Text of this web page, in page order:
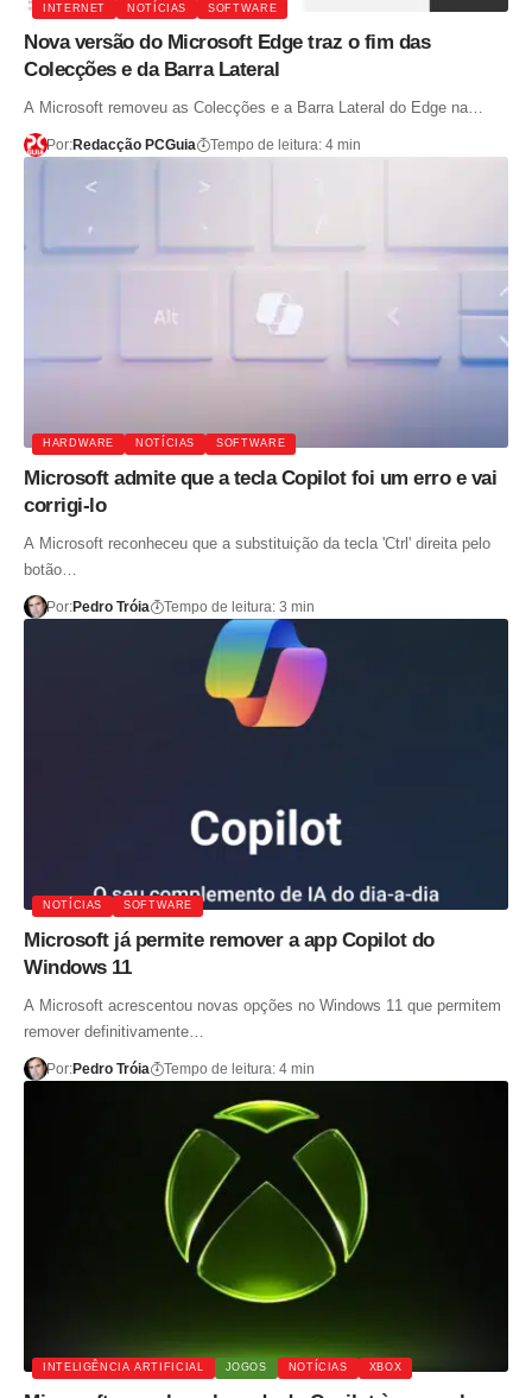
INTERNET NOTÍCIAS SOFTWARE
Nova versão do Microsoft Edge traz o fim das
Colecções e da Barra Lateral
A Microsoft removeu as Colecções e a Barra Lateral do Edge na…
Por:Redacção PCGuia Tempo de leitura: 4 min
HARDWARE NOTÍCIAS SOFTWARE
Microsoft admite que a tecla Copilot foi um erro e vai
corrigi-lo
A Microsoft reconheceu que a substituição da tecla 'Ctrl' direita pelo
botão…
Por:Pedro Tróia Tempo de leitura: 3 min
NOTÍCIAS SOFTWARE
Microsoft já permite remover a app Copilot do
Windows 11
A Microsoft acrescentou novas opções no Windows 11 que permitem
remover definitivamente…
Por:Pedro Tróia Tempo de leitura: 4 min
INTELIGÊNCIA ARTIFICIAL JOGOS NOTÍCIAS XBOX